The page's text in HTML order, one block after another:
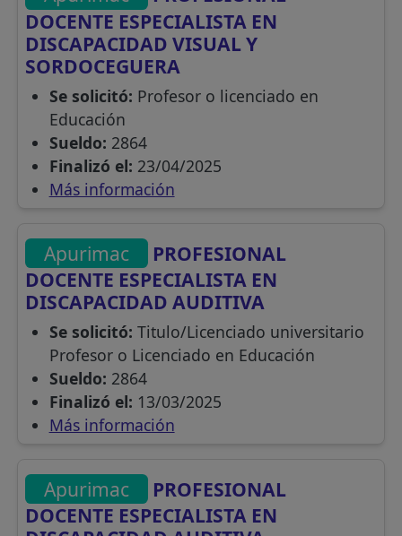
DOCENTE ESPECIALISTA EN
DISCAPACIDAD VISUAL Y
SORDOCEGUERA
Se solicitó: Profesor o licenciado en
Educación
Sueldo: 2864
Finalizó el: 23/04/2025
Más información
Apurimac
PROFESIONAL
DOCENTE ESPECIALISTA EN
DISCAPACIDAD AUDITIVA
Se solicitó: Titulo/Licenciado universitario
Profesor o Licenciado en Educación
Sueldo: 2864
Finalizó el: 13/03/2025
Más información
Apurimac
PROFESIONAL
DOCENTE ESPECIALISTA EN